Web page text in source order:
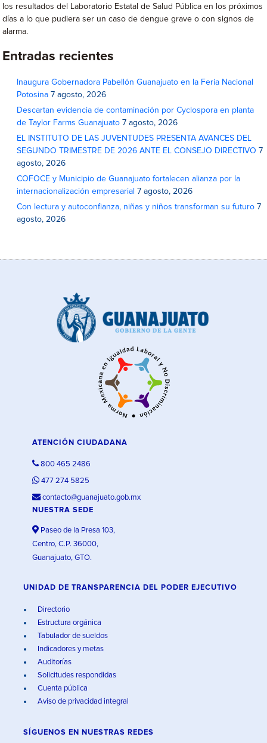
los resultados del Laboratorio Estatal de Salud Pública en los próximos
días a lo que pudiera ser un caso de dengue grave o con signos de
alarma.
Entradas recientes
Inaugura Gobernadora Pabellón Guanajuato en la Feria Nacional
Potosina 7 agosto, 2026
Descartan evidencia de contaminación por Cyclospora en planta
de Taylor Farms Guanajuato 7 agosto, 2026
EL INSTITUTO DE LAS JUVENTUDES PRESENTA AVANCES DEL
SEGUNDO TRIMESTRE DE 2026 ANTE EL CONSEJO DIRECTIVO 7
agosto, 2026
COFOCE y Municipio de Guanajuato fortalecen alianza por la
internacionalización empresarial 7 agosto, 2026
Con lectura y autoconfianza, niñas y niños transforman su futuro 7
agosto, 2026
ATENCIÓN CIUDADANA
800 465 2486
477 274 5825
contacto@guanajuato.gob.mx
NUESTRA SEDE
Paseo de la Presa 103,
Centro, C.P. 36000,
Guanajuato, GTO.
UNIDAD DE TRANSPARENCIA DEL PODER EJECUTIVO
Directorio
Estructura orgánica
Tabulador de sueldos
Indicadores y metas
Auditorías
Solicitudes respondidas
Cuenta pública
Aviso de privacidad integral
SÍGUENOS EN NUESTRAS REDES